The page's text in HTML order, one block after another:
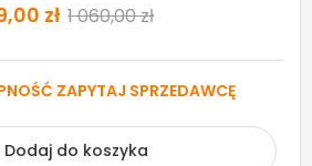
zł 1 060,00 zł
ZAPYTAJ SPRZEDAWCĘ
Dodaj do koszyka